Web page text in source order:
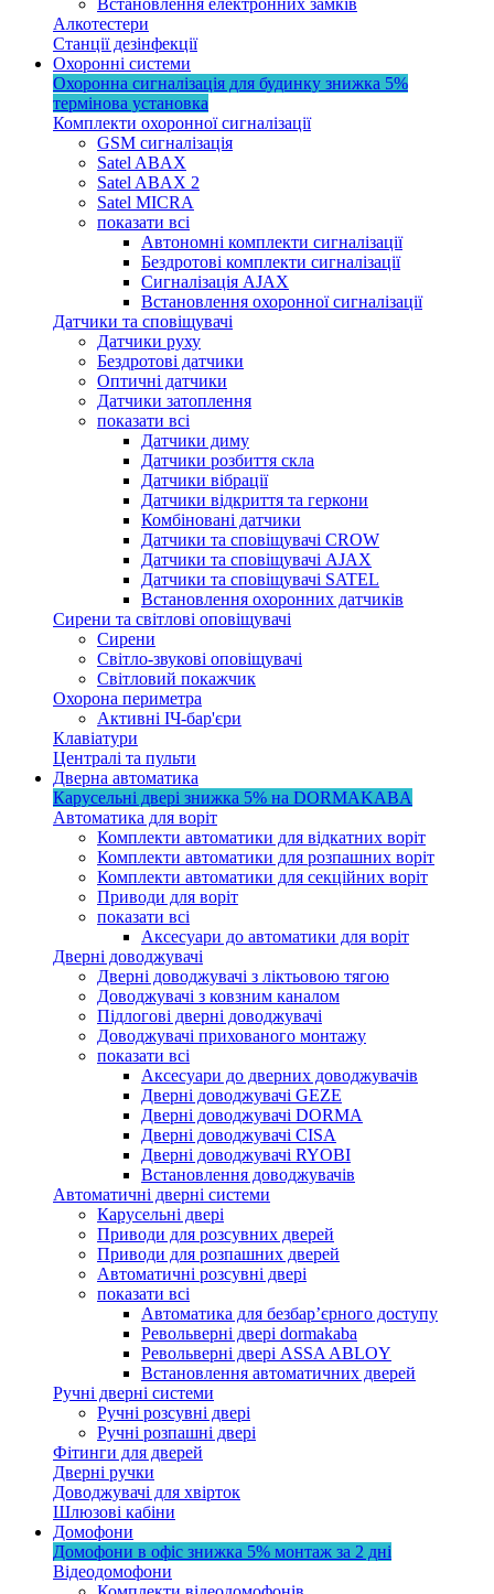
Алкотестери
Станції дезінфекції
Охоронні системи
Охоронна сигналізація для будинку знижка 5%
термінова установка
Комплекти охоронної сигналізації
GSM сигналізація
Satel ABAX
Satel ABAX 2
Satel MICRA
показати всі
Автономні комплекти сигналізації
Бездротові комплекти сигналізації
Сигналізація AJAX
Встановлення охоронної сигналізації
Датчики та сповіщувачі
Датчики руху
Бездротові датчики
Оптичні датчики
Датчики затоплення
показати всі
Датчики диму
Датчики розбиття скла
Датчики вібрації
Датчики відкриття та геркони
Комбіновані датчики
Датчики та сповіщувачі CROW
Датчики та сповіщувачі AJAX
Датчики та сповіщувачі SATEL
Встановлення охоронних датчиків
Сирени та світлові оповіщувачі
Сирени
Світло-звукові оповіщувачі
Світловий покажчик
Охорона периметра
Активні ІЧ-бар'єри
Клавіатури
Централі та пульти
Дверна автоматика
Карусельні двері знижка 5% на DORMAKABA
Автоматика для воріт
Комплекти автоматики для відкатних воріт
Комплекти автоматики для розпашних воріт
Комплекти автоматики для секційних воріт
Приводи для воріт
показати всі
Аксесуари до автоматики для воріт
Дверні доводжувачі
Дверні доводжувачі з ліктьовою тягою
Доводжувачі з ковзним каналом
Підлогові дверні доводжувачі
Доводжувачі прихованого монтажу
показати всі
Аксесуари до дверних доводжувачів
Дверні доводжувачі GEZE
Дверні доводжувачі DORMA
Дверні доводжувачі CISA
Дверні доводжувачі RYOBI
Встановлення доводжувачів
Автоматичні дверні системи
Карусельні двері
Приводи для розсувних дверей
Приводи для розпашних дверей
Автоматичні розсувні двері
показати всі
Автоматика для безбар’єрного доступу
Револьверні двері dormakaba
Револьверні двері ASSA ABLOY
Встановлення автоматичних дверей
Ручні дверні системи
Ручні розсувні двері
Ручні розпашні двері
Фітинги для дверей
Дверні ручки
Доводжувачі для хвірток
Шлюзові кабіни
Домофони
Домофони в офіс знижка 5% монтаж за 2 дні
Відеодомофони